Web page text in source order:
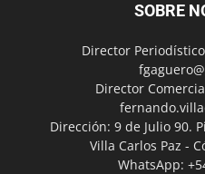
SOBRE
Director
Director
Dirección: 9 de Julio 90.
Villa Carlos Paz -
WhatsApp: